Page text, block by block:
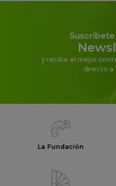
y recibe el mejor
directo a
La Fundación